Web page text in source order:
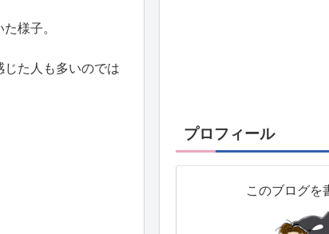
様子。
た人も多いのでは
プロフィール
このブログを